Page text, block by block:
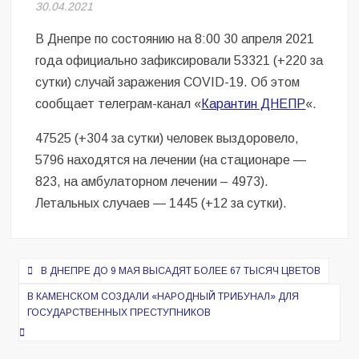
Безугла закликає валити Сирського
Світові бренди одягу та взуття: розвиток ринку та вплив на
сучасну моду
Командувач ВМС Неїжпапа закликав не дестабілізувати ситуацію
навколо керівництва армії
30.04.2021
В Днепре по состоянию на 8:00 30 апреля 2021
года официально зафиксировали 53321 (+220 за
сутки) случай заражения COVID-19. Об этом
сообщает телеграм-канал «Карантин ДНЕПР«.
47525 (+304 за сутки) человек выздоровело,
5796 находятся на лечении (на стационаре —
823, на амбулаторном лечении – 4973).
Летальных случаев — 1445 (+12 за сутки).
Навигация
по
записям
В ДНЕПРЕ ДО 9 МАЯ ВЫСАДЯТ БОЛЕЕ 67 ТЫСЯЧ ЦВЕТОВ
В КАМЕНСКОМ СОЗДАЛИ «НАРОДНЫЙ ТРИБУНАЛ» ДЛЯ
ГОСУДАРСТВЕННЫХ ПРЕСТУПНИКОВ